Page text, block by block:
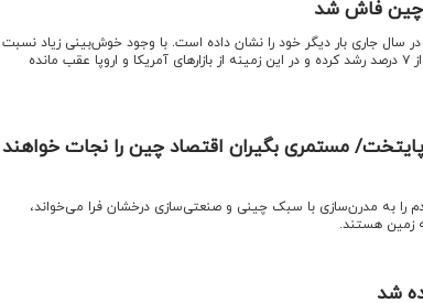
چین فاش شد
سال جاری بار دیگر خود را نشان داده است. با وجود خوش‌بینی زیاد نسبت
به هوش مصنوعی، شاخص CSI ۳۰۰ کمتر از ۷ درصد رشد کرده و در این زمینه از بازارهای آمریکا و اروپا عقب مانده
مستمری بگیران اقتصاد چین را نجات خواهند
را به مدرن‌سازی با سبک چینی و صنعتی‌سازی درخشان فرا می‌خواند،
زمین هستند.
شد